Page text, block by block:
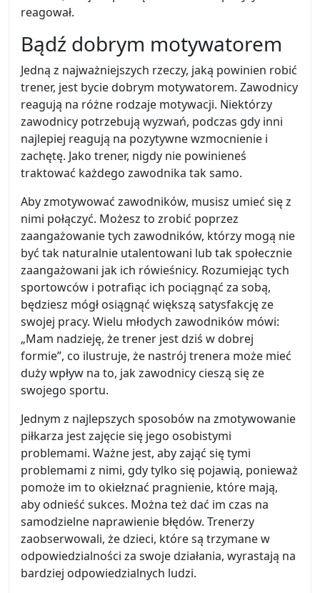
reagował.
Bądź dobrym motywatorem
Jedną z najważniejszych rzeczy, jaką powinien robić
trener, jest bycie dobrym motywatorem. Zawodnicy
reagują na różne rodzaje motywacji. Niektórzy
zawodnicy potrzebują wyzwań, podczas gdy inni
najlepiej reagują na pozytywne wzmocnienie i
zachętę. Jako trener, nigdy nie powinieneś
traktować każdego zawodnika tak samo.
Aby zmotywować zawodników, musisz umieć się z
nimi połączyć. Możesz to zrobić poprzez
zaangażowanie tych zawodników, którzy mogą nie
być tak naturalnie utalentowani lub tak społecznie
zaangażowani jak ich rówieśnicy. Rozumiejąc tych
sportowców i potrafiąc ich pociągnąć za sobą,
będziesz mógł osiągnąć większą satysfakcję ze
swojej pracy. Wielu młodych zawodników mówi:
„Mam nadzieję, że trener jest dziś w dobrej
formie”, co ilustruje, że nastrój trenera może mieć
duży wpływ na to, jak zawodnicy cieszą się ze
swojego sportu.
Jednym z najlepszych sposobów na zmotywowanie
piłkarza jest zajęcie się jego osobistymi
problemami. Ważne jest, aby zająć się tymi
problemami z nimi, gdy tylko się pojawią, ponieważ
pomoże im to okiełznać pragnienie, które mają,
aby odnieść sukces. Można też dać im czas na
samodzielne naprawienie błędów. Trenerzy
zaobserwowali, że dzieci, które są trzymane w
odpowiedzialności za swoje działania, wyrastają na
bardziej odpowiedzialnych ludzi.